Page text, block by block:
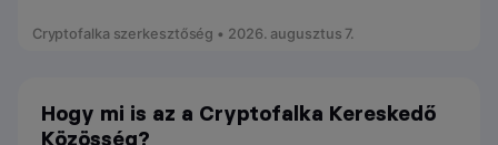
Cryptofalka szerkesztőség • 2026. augusztus 7.
Hogy mi is az a Cryptofalka Kereskedő
Közösség?